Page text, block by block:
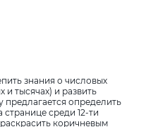
знания о числовых
и тысячах) и развить
определить
среди 12-ти
коричневым